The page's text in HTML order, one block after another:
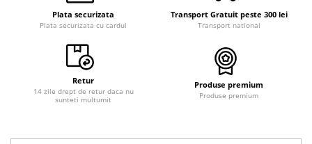
Plata securizata
Plata securizata cu cardul
Transport Gratuit peste 300 lei
Transport national
Retur
14 zile drept de retur daca nu
sunteti multumit
Produse premium
Produse premium